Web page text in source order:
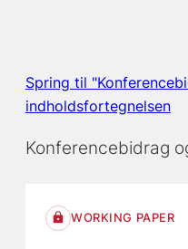
Spring til
indholdsfortegnelsen
Konferencebidrag
WORKING PAPER